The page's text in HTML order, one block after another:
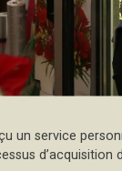
un service
d’acquisition